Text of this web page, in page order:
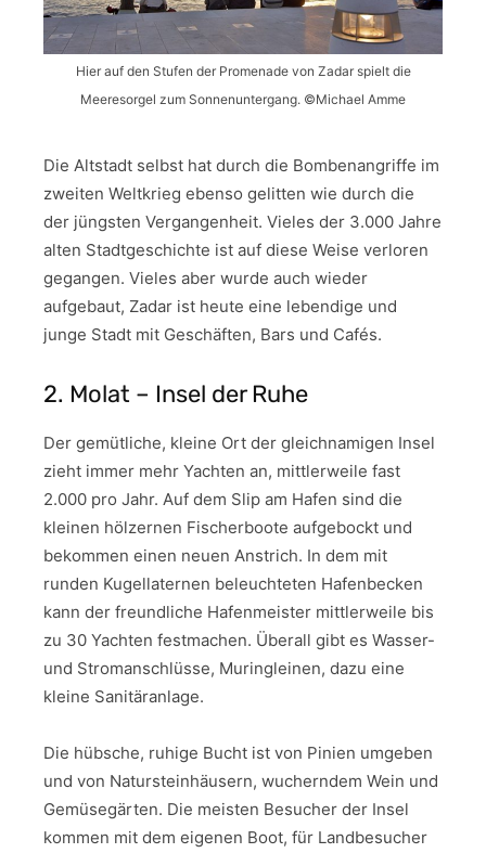
Hier auf den Stufen der Promenade von Zadar spielt die
Meeresorgel zum Sonnenuntergang. ©Michael Amme
Die Altstadt selbst hat durch die Bombenangriffe im
zweiten Weltkrieg ebenso gelitten wie durch die
der jüngsten Vergangenheit. Vieles der 3.000 Jahre
alten Stadtgeschichte ist auf diese Weise verloren
gegangen. Vieles aber wurde auch wieder
aufgebaut, Zadar ist heute eine lebendige und
junge Stadt mit Geschäften, Bars und Cafés.
2. Molat – Insel der Ruhe
Der gemütliche, kleine Ort der gleichnamigen Insel
zieht immer mehr Yachten an, mittlerweile fast
2.000 pro Jahr. Auf dem Slip am Hafen sind die
kleinen hölzernen Fischerboote aufgebockt und
bekommen einen neuen Anstrich. In dem mit
runden Kugellaternen beleuchteten Hafenbecken
kann der freundliche Hafenmeister mittlerweile bis
zu 30 Yachten festmachen. Überall gibt es Wasser-
und Stromanschlüsse, Muringleinen, dazu eine
kleine Sanitäranlage.
Die hübsche, ruhige Bucht ist von Pinien umgeben
und von Natursteinhäusern, wucherndem Wein und
Gemüsegärten. Die meisten Besucher der Insel
kommen mit dem eigenen Boot, für Landbesucher